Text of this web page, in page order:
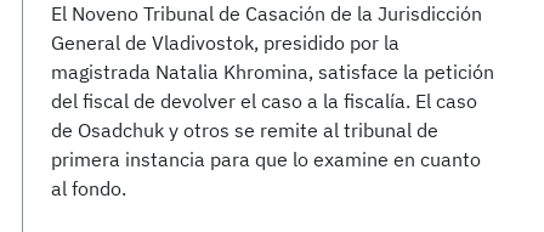
El Noveno Tribunal de Casación de la Jurisdicción
General de Vladivostok, presidido por la
magistrada Natalia Khromina, satisface la petición
del fiscal de devolver el caso a la fiscalía. El caso
de Osadchuk y otros se remite al tribunal de
primera instancia para que lo examine en cuanto
al fondo.